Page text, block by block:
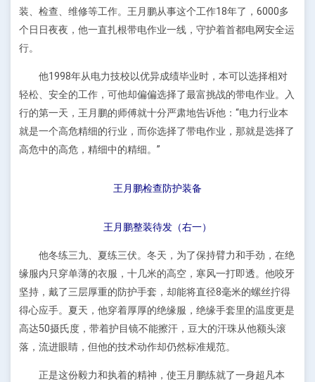
装、检查、维修等工作。王月鹏从事这个工作18年了，6000多
个日日夜夜，他一直扎根带电作业一线，守护着首都电网安全运
行。
他1998年从电力技校以优异成绩毕业时，本可以选择相对
轻松、安全的工作，可他却偏偏选择了最富挑战的带电作业。入
行的第一天，王月鹏的师傅就十分严肃地告诉他：“电力行业本
就是一个高危精细的行业，而你选择了带电作业，那就是选择了
高危中的高危，精细中的精细。”
王月鹏检查防护装备
王月鹏整装待发（右一）
他冬练三九、夏练三伏。冬天，为了保持臂力和手劲，在绝
缘服内只穿单薄的衣服，十几米的高空，寒风一打即透。他咬牙
坚持，戴了三层厚重的防护手套，却能将直径8毫米的螺丝拧得
得心应手。夏天，他穿着厚厚的绝缘服，绝缘手套里的温度更是
高达50摄氏度，带着护目镜不能擦汗，豆大的汗珠从他额头滚
落，流进眼睛，但他的技术动作却仍然标准规范。
正是这份毅力和执着的精神，使王月鹏练就了一身超凡本